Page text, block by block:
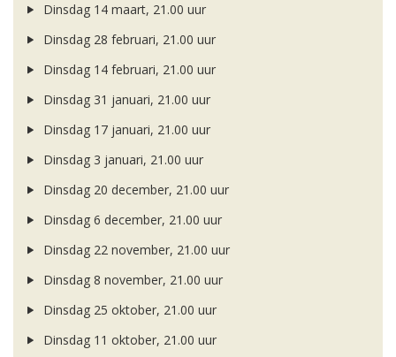
Dinsdag 14 maart, 21.00 uur
Dinsdag 28 februari, 21.00 uur
Dinsdag 14 februari, 21.00 uur
Dinsdag 31 januari, 21.00 uur
Dinsdag 17 januari, 21.00 uur
Dinsdag 3 januari, 21.00 uur
Dinsdag 20 december, 21.00 uur
Dinsdag 6 december, 21.00 uur
Dinsdag 22 november, 21.00 uur
Dinsdag 8 november, 21.00 uur
Dinsdag 25 oktober, 21.00 uur
Dinsdag 11 oktober, 21.00 uur